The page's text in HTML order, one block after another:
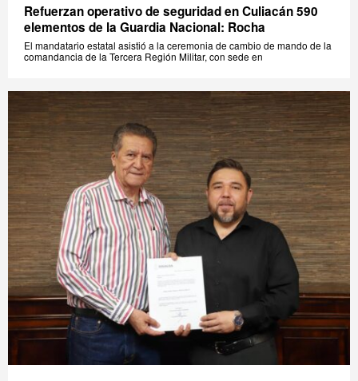
Refuerzan operativo de seguridad en Culiacán 590
elementos de la Guardia Nacional: Rocha
El mandatario estatal asistió a la ceremonia de cambio de mando de la
comandancia de la Tercera Región Militar, con sede en